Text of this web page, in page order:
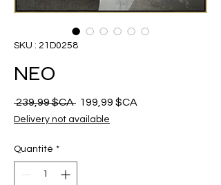
SKU : 21D0258
NEO
239,99 $CA Prix
199,99 $CA
Delivery not available
Quantité *